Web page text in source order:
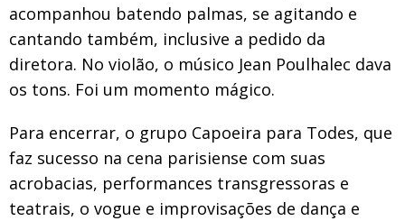
acompanhou batendo palmas, se agitando e
cantando também, inclusive a pedido da
diretora. No violão, o músico Jean Poulhalec dava
os tons. Foi um momento mágico.
Para encerrar, o grupo Capoeira para Todes, que
faz sucesso na cena parisiense com suas
acrobacias, performances transgressoras e
teatrais, o vogue e improvisações de dança e